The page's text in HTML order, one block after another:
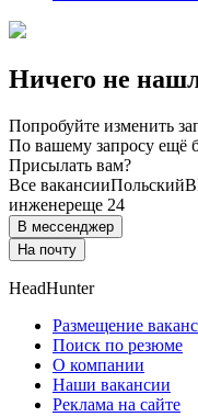
Ничего не
Попробуйте изменить
По вашему запросу ещё
Присылать вам?
Все вакансииПольский
инженереще 24
В мессенджер
На почту
HeadHunter
Размещение
Поиск по резюме
О компании
Наши вакансии
Реклама на сайте